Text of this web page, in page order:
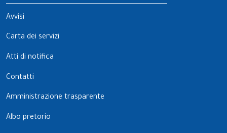
Avvisi
Carta dei servizi
Atti di notifica
Contatti
Amministrazione trasparente
Albo pretorio